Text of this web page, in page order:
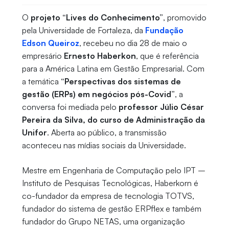
O projeto “Lives do Conhecimento”, promovido
pela Universidade de Fortaleza, da Fundação
Edson Queiroz, recebeu no dia 28 de maio o
empresário Ernesto Haberkon, que é referência
para a América Latina em Gestão Empresarial. Com
a temática “Perspectivas dos sistemas de
gestão (ERPs) em negócios pós-Covid”, a
conversa foi mediada pelo professor Júlio César
Pereira da Silva, do curso de Administração da
Unifor. Aberta ao público, a transmissão
aconteceu nas mídias sociais da Universidade.
Mestre em Engenharia de Computação pelo IPT –
Instituto de Pesquisas Tecnológicas, Haberkorn é
co-fundador da empresa de tecnologia TOTVS,
fundador do sistema de gestão ERPflex e também
fundador do Grupo NETAS, uma organização